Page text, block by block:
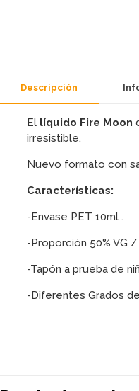
Descripción
El líquido Fire Moon
irresistible.
Nuevo formato con
Características:
-Envase PET 10ml .
-Proporción 50% VG /
-Tapón a prueba de
-Diferentes Grados